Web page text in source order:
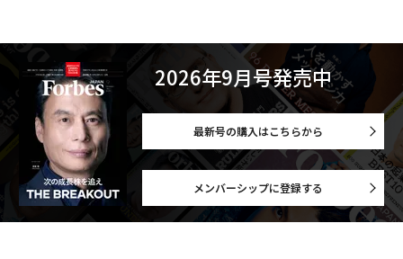
2026年9月号発売中
最新号の購入はこちらから
メンバーシップに登録する